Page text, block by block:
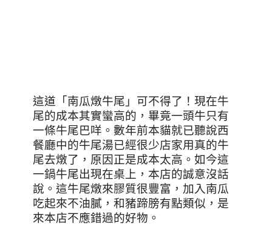
這道 「南瓜燉牛尾 」可不得了！現在牛
尾的成本其實蠻高的，畢竟一頭牛只有
一條牛尾巴咩 。數年前本貓就已聽說西
餐廳中的牛尾湯已經很少店家用真的牛
尾去燉了，原因正是成本太高。如今這
一鍋牛尾出現在桌上，本店的誠意沒話
說。這牛尾燉來膠質很豐富，加入南瓜
吃起來不油膩，和豬蹄膀有點類似，是
來本店不應錯過的好物。